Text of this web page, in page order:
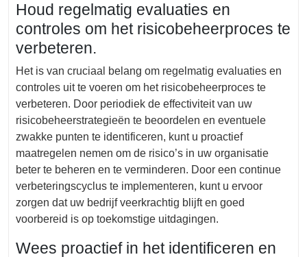
Houd regelmatig evaluaties en
controles om het risicobeheerproces te
verbeteren.
Het is van cruciaal belang om regelmatig evaluaties en
controles uit te voeren om het risicobeheerproces te
verbeteren. Door periodiek de effectiviteit van uw
risicobeheerstrategieën te beoordelen en eventuele
zwakke punten te identificeren, kunt u proactief
maatregelen nemen om de risico’s in uw organisatie
beter te beheren en te verminderen. Door een continue
verbeteringscyclus te implementeren, kunt u ervoor
zorgen dat uw bedrijf veerkrachtig blijft en goed
voorbereid is op toekomstige uitdagingen.
Wees proactief in het identificeren en